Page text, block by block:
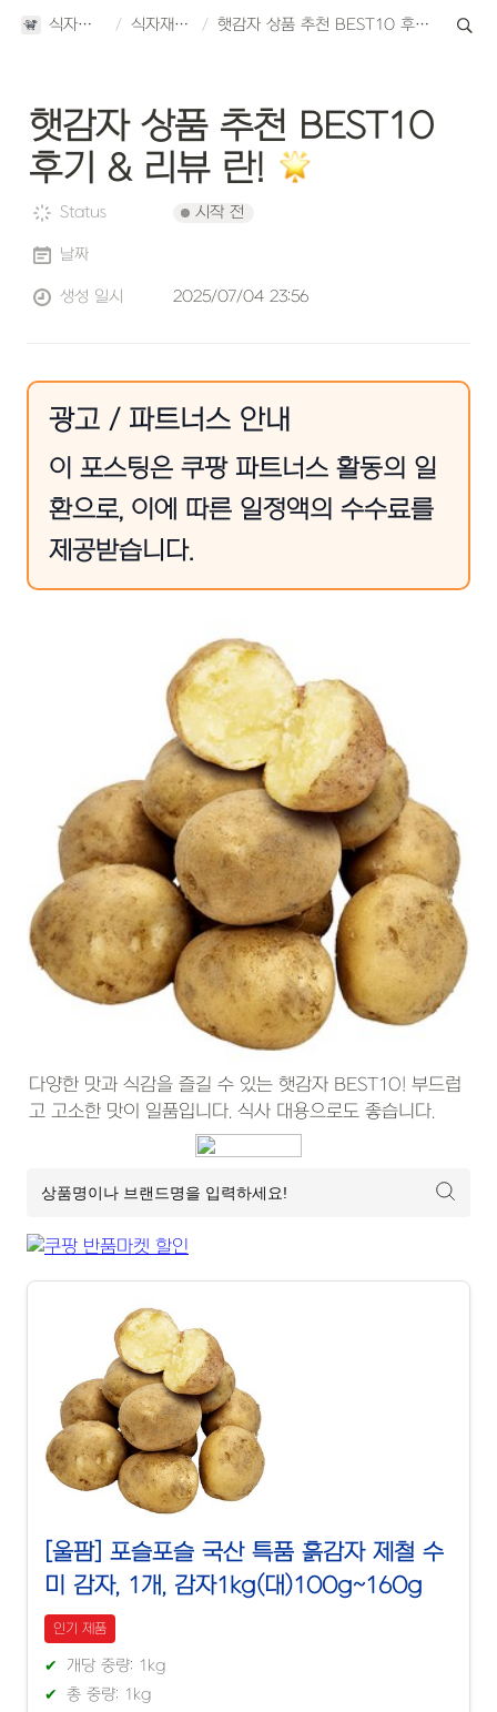
식자재 천국 / 식자재 리뷰 / 햇감자 상품 추천 BEST10 후기 & 리뷰 란! 🌟
햇감자 상품 추천 BEST10
후기 & 리뷰 란!
Status 시작 전
날짜
생성 일시 2025/07/04 23:56
광고 / 파트너스 안내
이 포스팅은 쿠팡 파트너스 활동의 일
환으로, 이에 따른 일정액의 수수료를
제공받습니다.
다양한 맛과 식감을 즐길 수 있는 햇감자 BEST10! 부드럽
고 고소한 맛이 일품입니다. 식사 대용으로도 좋습니다.
[울팜] 포슬포슬 국산 특품 흙감자 제철 수
미 감자, 1개, 감자1kg(대)100g~160g
인기 제품
개당 중량: 1kg
총 중량: 1kg